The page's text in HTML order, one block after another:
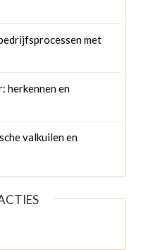
met
herkennen en
valkuilen en